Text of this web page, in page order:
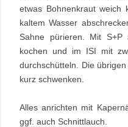
etwas Bohnenkraut weich
kaltem Wasser
Sahne pürieren. Mit S+P
kochen und im ISI mit
durchschütteln. Die
kurz schwenken.
Alles anrichten mit
ggf. auch Schnittlauch.